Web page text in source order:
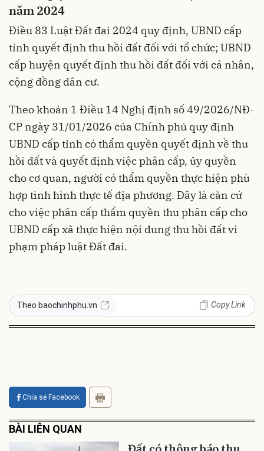
năm 2024
Điều 83 Luật Đất đai 2024 quy định, UBND cấp
tỉnh quyết định thu hồi đất đối với tổ chức; UBND
cấp huyện quyết định thu hồi đất đối với cá nhân,
cộng đồng dân cư.
Theo khoản 1 Điều 14 Nghị định số49/2026/NĐ-
CP ngày 31/01/2026 của Chính phủ quy định
UBND cấp tỉnh có thẩm quyền quyết định về thu
hồi đất và quyết định việc phân cấp, ủy quyền
cho cơ quan, người có thẩm quyền thực hiện phù
hợp tình hình thực tế địa phương. Đây là căn cứ
cho việc phân cấp thẩm quyền thu phân cấp cho
UBND cấp xã thực hiện nội dung thu hồi đất vi
phạm pháp luật Đất đai.
Theo baochinhphu.vn Copy Link
Chia sẻ Facebook
BÀI LIÊN QUAN